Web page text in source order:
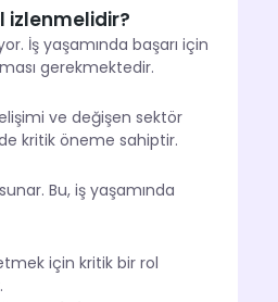
izlenmelidir?
İş yaşamında başarı için
gerekmektedir.
ve değişen sektör
kritik öneme sahiptir.
Bu, iş yaşamında
için kritik bir rol